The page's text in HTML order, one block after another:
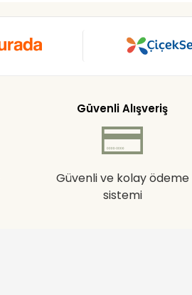
Güvenli Alışveriş
Güvenli ve kolay ödeme
sistemi